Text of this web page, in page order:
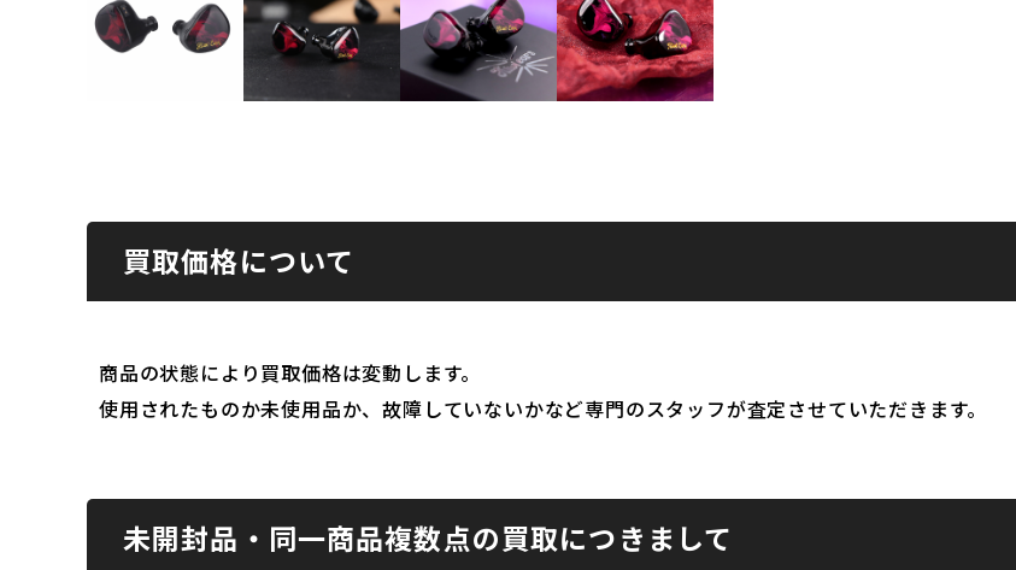
買取価格について
商品の状態により買取価格は変動します。
使用されたものか未使用品か、故障していないかなど専門のスタッフが査定させていただきます。
未開封品・同一商品複数点の買取につきまして